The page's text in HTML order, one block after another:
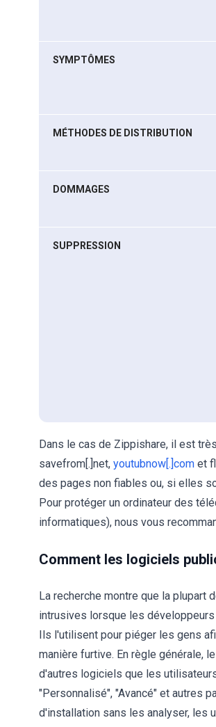
SYMPTÔMES
MÉTHODES DE DISTRIBUTION
DOMMAGES
SUPPRESSION
Dans le cas de Zippishare, il est
savefrom[.]net, youtubnow[.]com et
des pages non fiables ou, si elles
Pour protéger un ordinateur des
informatiques), nous vous
Comment les logiciels
La recherche montre que la
intrusives lorsque les
Ils l'utilisent pour piéger les gens
manière furtive. En règle générale,
d'autres logiciels que les
"Personnalisé", "Avancé" et autres
d'installation sans les analyser, les